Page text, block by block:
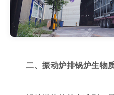
二、振动炉排锅炉生物